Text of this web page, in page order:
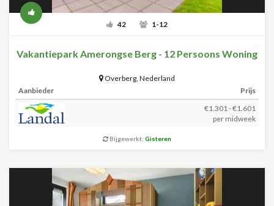
42 1-12
Vakantiepark Amerongse Berg - 12 Persoons Woning
Overberg, Nederland
Aanbieder
Prijs
€1.301 - €1.601
per midweek
Bijgewerkt: Gisteren